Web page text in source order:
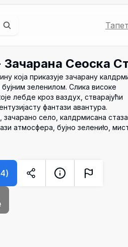
Сеоска
која приказује зачарану
зеленилом. Слика високе
лебде кроз ваздух, стварајући
фантази авантура.
село, калдрмисана стаза,
атмосфера, бујно зелениło,
)